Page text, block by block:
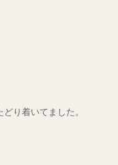
り着いてました。